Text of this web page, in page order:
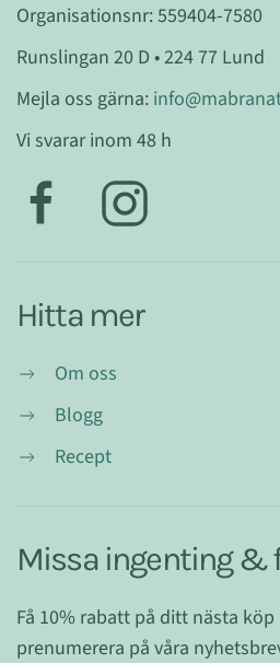
Organisationsnr: 559404-7580
Runslingan 20 D • 224 77 Lund
Mejla oss gärna:
Vi svarar inom 48 h
Hitta mer
Om oss
Blogg
Recept
Missa ingenting &
Få 10% rabatt på ditt nästa
prenumerera på våra